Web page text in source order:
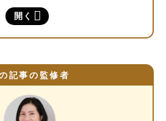
開く
付金の申請方法
注意点
記事の監修者